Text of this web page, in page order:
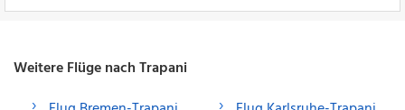
Weitere Flüge nach Trapani